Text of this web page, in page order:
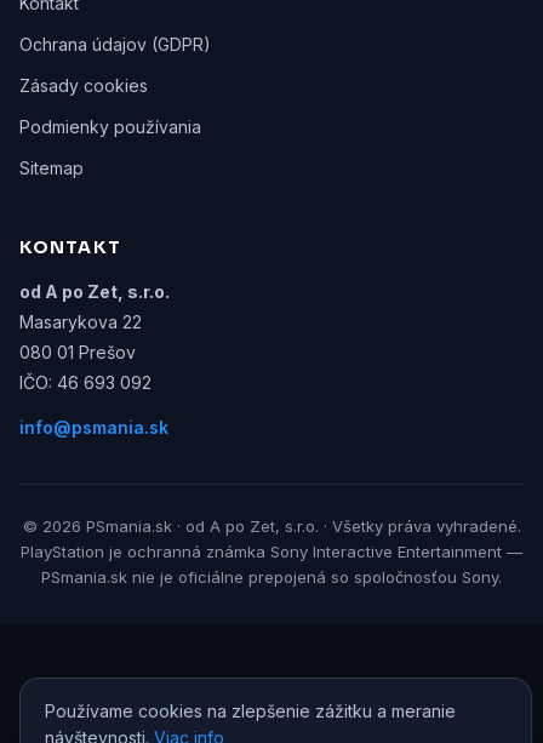
Používame cookies na zlepšenie zážitku a meranie
návštevnosti. Viac info
Ochrana údajov (GDPR)
Zásady cookies
Podmienky používania
Sitemap
KONTAKT
od A po Zet, s.r.o.
Masarykova 22
080 01 Prešov
IČO: 46 693 092
info@psmania.sk
© 2026 PSmania.sk · od A po Zet, s.r.o. · Všetky práva vyhradené.
PlayStation je ochranná známka Sony Interactive Entertainment —
PSmania.sk nie je oficiálne prepojená so spoločnosťou Sony.